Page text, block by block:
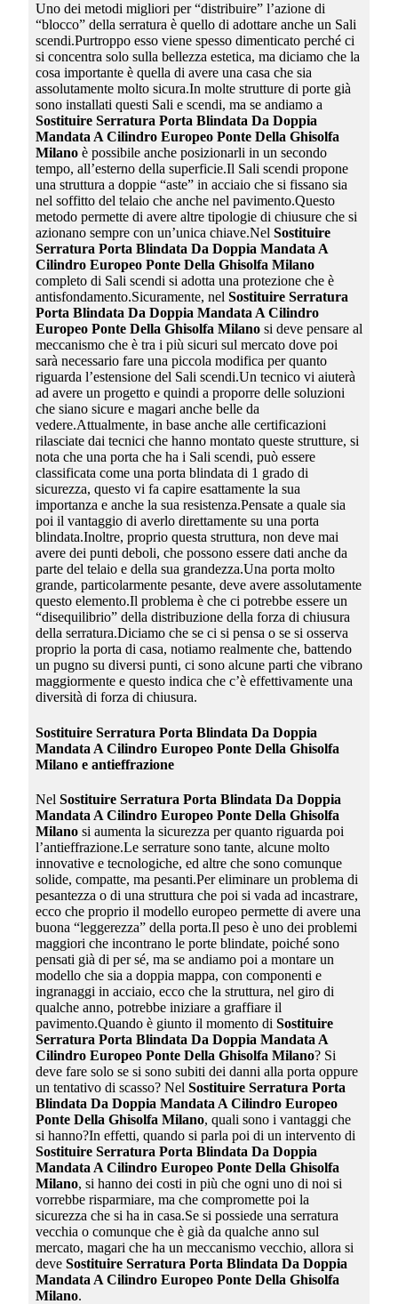
Uno dei metodi migliori per “distribuire” l’azione di
“blocco” della serratura è quello di adottare anche un Sali
scendi.Purtroppo esso viene spesso dimenticato perché ci
si concentra solo sulla bellezza estetica, ma diciamo che la
cosa importante è quella di avere una casa che sia
assolutamente molto sicura.In molte strutture di porte già
sono installati questi Sali e scendi, ma se andiamo a
Sostituire Serratura Porta Blindata Da Doppia
Mandata A Cilindro Europeo Ponte Della Ghisolfa
Milanoè possibile anche posizionarli in un secondo
tempo, all’esterno della superficie.Il Sali scendi propone
una struttura a doppie “aste” in acciaio che si fissano sia
nel soffitto del telaio che anche nel pavimento.Questo
metodo permette di avere altre tipologie di chiusure che si
azionano sempre con un’unica chiave.Nel Sostituire
Serratura Porta Blindata Da Doppia Mandata A
Cilindro Europeo Ponte Della Ghisolfa Milano
completo di Sali scendi si adotta una protezione che è
antisfondamento.Sicuramente, nel Sostituire Serratura
Porta Blindata Da Doppia Mandata A Cilindro
Europeo Ponte Della Ghisolfa Milanosi deve pensare al
meccanismo che è tra i più sicuri sul mercato dove poi
sarà necessario fare una piccola modifica per quanto
riguarda l’estensione del Sali scendi.Un tecnico vi aiuterà
ad avere un progetto e quindi a proporre delle soluzioni
che siano sicure e magari anche belle da
vedere.Attualmente, in base anche alle certificazioni
rilasciate dai tecnici che hanno montato queste strutture, si
nota che una porta che ha i Sali scendi, può essere
classificata come una porta blindata di 1 grado di
sicurezza, questo vi fa capire esattamente la sua
importanza e anche la sua resistenza.Pensate a quale sia
poi il vantaggio di averlo direttamente su una porta
blindata.Inoltre, proprio questa struttura, non deve mai
avere dei punti deboli, che possono essere dati anche da
parte del telaio e della sua grandezza.Una porta molto
grande, particolarmente pesante, deve avere assolutamente
questo elemento.Il problema è che ci potrebbe essere un
“disequilibrio” della distribuzione della forza di chiusura
della serratura.Diciamo che se ci si pensa o se si osserva
proprio la porta di casa, notiamo realmente che, battendo
un pugno su diversi punti, ci sono alcune parti che vibrano
maggiormente e questo indica che c’è effettivamente una
diversità di forza di chiusura.
Sostituire Serratura Porta Blindata Da Doppia
Mandata A Cilindro Europeo Ponte Della Ghisolfa
Milanoe antieffrazione
Nel Sostituire Serratura Porta Blindata Da Doppia
Mandata A Cilindro Europeo Ponte Della Ghisolfa
Milanosi aumenta la sicurezza per quanto riguarda poi
l’antieffrazione.Le serrature sono tante, alcune molto
innovative e tecnologiche, ed altre che sono comunque
solide, compatte, ma pesanti.Per eliminare un problema di
pesantezza o di una struttura che poi si vada ad incastrare,
ecco che proprio il modello europeo permette di avere una
buona “leggerezza” della porta.Il peso è uno dei problemi
maggiori che incontrano le porte blindate, poiché sono
pensati già di per sé, ma se andiamo poi a montare un
modello che sia a doppia mappa, con componenti e
ingranaggi in acciaio, ecco che la struttura, nel giro di
qualche anno, potrebbe iniziare a graffiare il
pavimento.Quando è giunto il momento di Sostituire
Serratura Porta Blindata Da Doppia Mandata A
Cilindro Europeo Ponte Della Ghisolfa Milano? Si
deve fare solo se si sono subiti dei danni alla porta oppure
un tentativo di scasso? Nel Sostituire Serratura Porta
Blindata Da Doppia Mandata A Cilindro Europeo
Ponte Della Ghisolfa Milano, quali sono i vantaggi che
si hanno?In effetti, quando si parla poi di un intervento di
Sostituire Serratura Porta Blindata Da Doppia
Mandata A Cilindro Europeo Ponte Della Ghisolfa
Milano, si hanno dei costi in più che ogni uno di noi si
vorrebbe risparmiare, ma che compromette poi la
sicurezza che si ha in casa.Se si possiede una serratura
vecchia o comunque che è già da qualche anno sul
mercato, magari che ha un meccanismo vecchio, allora si
deve Sostituire Serratura Porta Blindata Da Doppia
Mandata A Cilindro Europeo Ponte Della Ghisolfa
Milano.